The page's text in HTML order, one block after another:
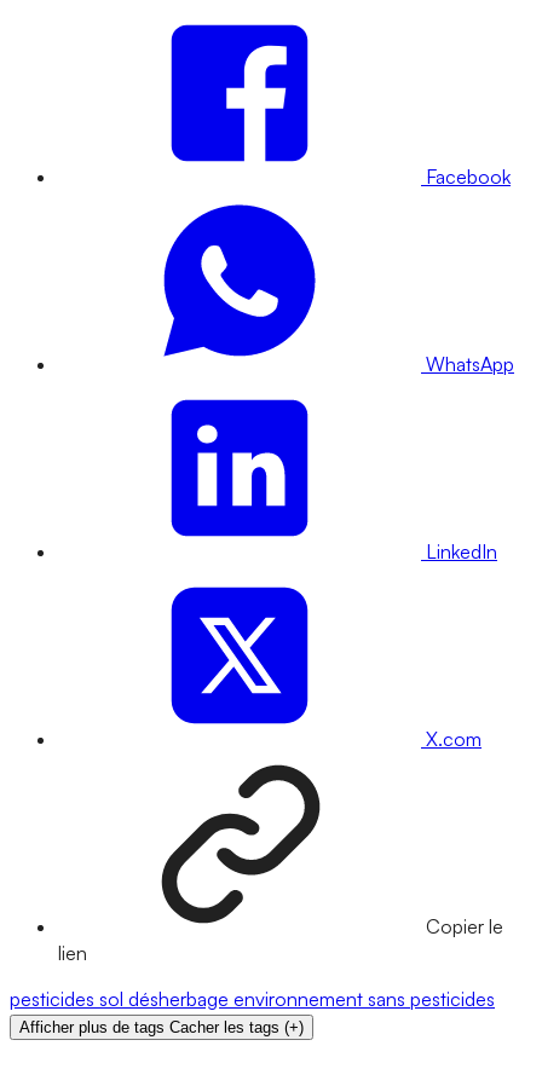
Facebook
WhatsApp
LinkedIn
X.com
Copier le
lien
pesticides sol désherbage environnement sans pesticides
Afficher plus de tags Cacher les tags (+)